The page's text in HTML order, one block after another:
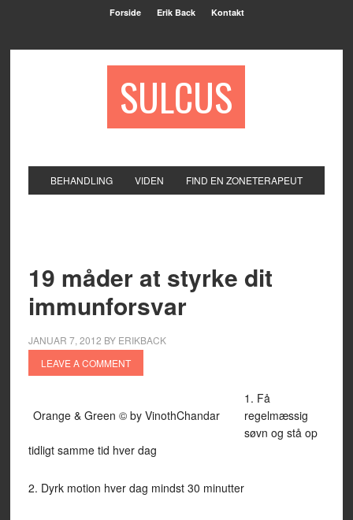
Forside Erik Back Kontakt
SULCUS
BEHANDLING VIDEN FIND EN ZONETERAPEUT
19 måder at styrke dit
immunforsvar
JANUAR 7, 2012 BY ERIKBACK
LEAVE A COMMENT
Orange & Green © by VinothChandar
1. Få
regelmæssig
søvn og stå op
tidligt samme tid hver dag
2. Dyrk motion hver dag mindst 30 minutter